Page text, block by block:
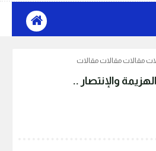
مقالات مقالات مقالات
والإنتصار ..